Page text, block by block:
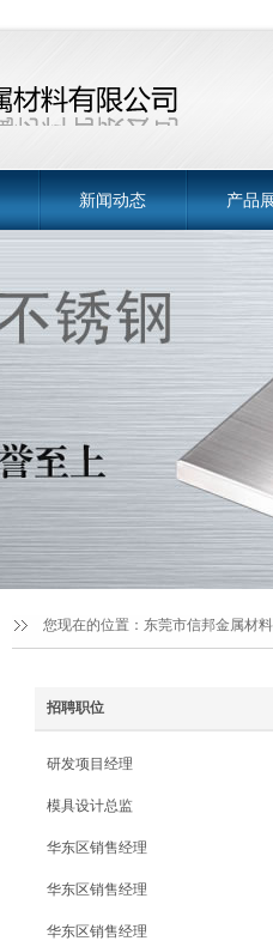
新闻动态 产品
招聘职位
研发项目经理
模具设计总监
华东区销售经理
华东区销售经理
华东区销售经理
您现在的位置： 东莞市信邦金属材